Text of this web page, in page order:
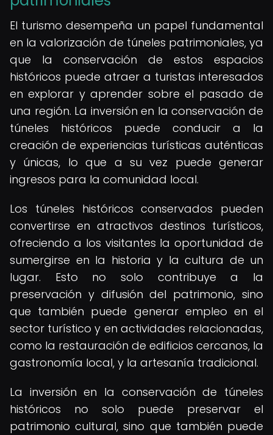
El turismo desempeña un papel fundamental
en la valorización de túneles patrimoniales, ya
que la conservación de estos espacios
históricos puede atraer a turistas interesados
en explorar y aprender sobre el pasado de
una región. La inversión en la conservación de
túneles históricos puede conducir a la
creación de experiencias turísticas auténticas
y únicas, lo que a su vez puede generar
ingresos para la comunidad local.
Los túneles históricos conservados pueden
convertirse en atractivos destinos turísticos,
ofreciendo a los visitantes la oportunidad de
sumergirse en la historia y la cultura de un
lugar. Esto no solo contribuye a la
preservación y difusión del patrimonio, sino
que también puede generar empleo en el
sector turístico y en actividades relacionadas,
como la restauración de edificios cercanos, la
gastronomía local, y la artesanía tradicional.
La inversión en la conservación de túneles
históricos no solo puede preservar el
patrimonio cultural, sino que también puede